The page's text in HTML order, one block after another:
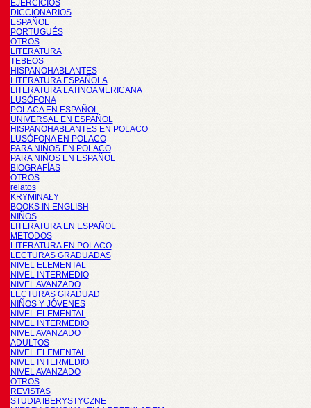
EJERCICIOS
DICCIONARIOS
ESPAÑOL
PORTUGUÉS
OTROS
LITERATURA
TEBEOS
HISPANOHABLANTES
LITERATURA ESPAÑOLA
LITERATURA LATINOAMERICANA
LUSÓFONA
POLACA EN ESPAÑOL
UNIVERSAL EN ESPAÑOL
HISPANOHABLANTES EN POLACO
LUSÓFONA EN POLACO
PARA NIÑOS EN POLACO
PARA NIÑOS EN ESPAÑOL
BIOGRAFÍAS
OTROS
relatos
KRYMINAŁY
BOOKS IN ENGLISH
NIÑOS
LITERATURA EN ESPAÑOL
METODOS
LITERATURA EN POLACO
LECTURAS GRADUADAS
NIVEL ELEMENTAL
NIVEL INTERMEDIO
NIVEL AVANZADO
LECTURAS GRADUAD
NIÑOS Y JÓVENES
NIVEL ELEMENTAL
NIVEL INTERMEDIO
NIVEL AVANZADO
ADULTOS
NIVEL ELEMENTAL
NIVEL INTERMEDIO
NIVEL AVANZADO
OTROS
REVISTAS
STUDIA IBERYSTYCZNE